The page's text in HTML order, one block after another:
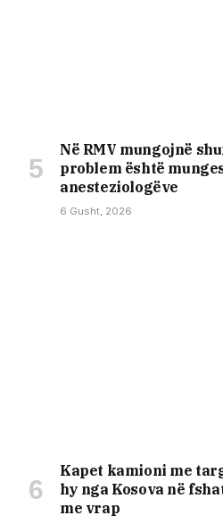
Në RMV mungojnë
problem është
anesteziologëve
6 Gusht, 2026
Kapet kamioni me
hy nga Kosova në
me vrap